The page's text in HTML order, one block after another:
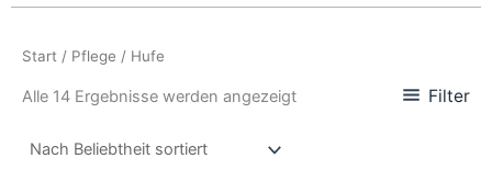
Start / Pflege / Hufe
Alle 14 Ergebnisse werden angezeigt Filter